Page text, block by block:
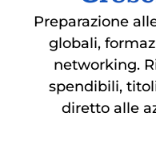
Preparazione
globali,
networking.
spendibili,
diretto alle